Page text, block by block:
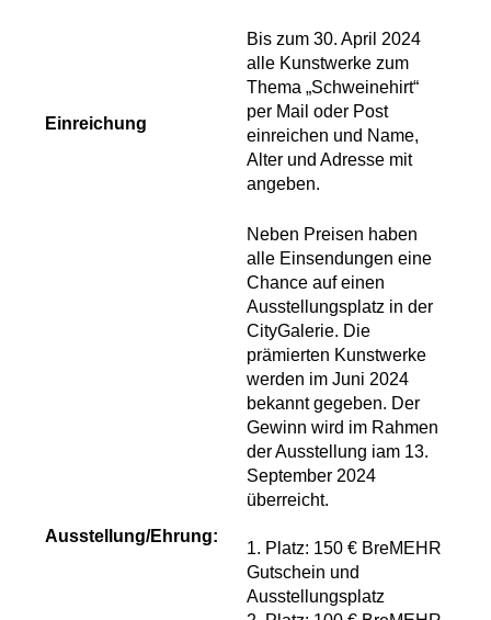
Einreichung
Bis zum 30. April 2024
alle Kunstwerke zum
Thema „Schweinehirt“
per Mail oder Post
einreichen und Name,
Alter und Adresse mit
angeben.
Ausstellung/Ehrung:
Neben Preisen haben
alle Einsendungen eine
Chance auf einen
Ausstellungsplatz in der
CityGalerie. Die
prämierten Kunstwerke
werden im Juni 2024
bekannt gegeben. Der
Gewinn wird im Rahmen
der Ausstellung iam 13.
September 2024
überreicht.
1. Platz: 150 € BreMEHR
Gutschein und
Ausstellungsplatz